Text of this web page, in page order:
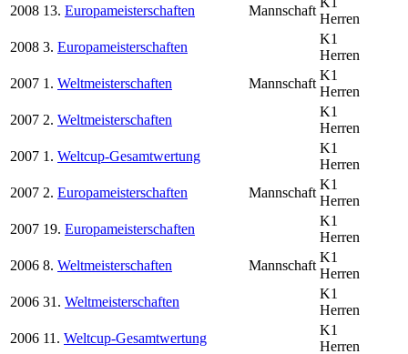
2008 13. Europameisterschaften Mannschaft
Herren
2008 3. Europameisterschaften
K1
Herren
2007 1. Weltmeisterschaften Mannschaft
K1
Herren
2007 2. Weltmeisterschaften
K1
Herren
2007 1. Weltcup-Gesamtwertung
K1
Herren
2007 2. Europameisterschaften Mannschaft
K1
Herren
2007 19. Europameisterschaften
K1
Herren
2006 8. Weltmeisterschaften Mannschaft
K1
Herren
2006 31. Weltmeisterschaften
K1
Herren
2006 11. Weltcup-Gesamtwertung
K1
Herren